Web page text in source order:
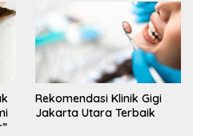
Rekomendasi Klinik Gigi
Jakarta Utara Terbaik